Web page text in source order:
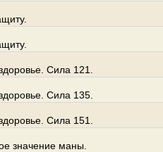
Сила 121.
Сила 135.
Сила 151.
значение маны.